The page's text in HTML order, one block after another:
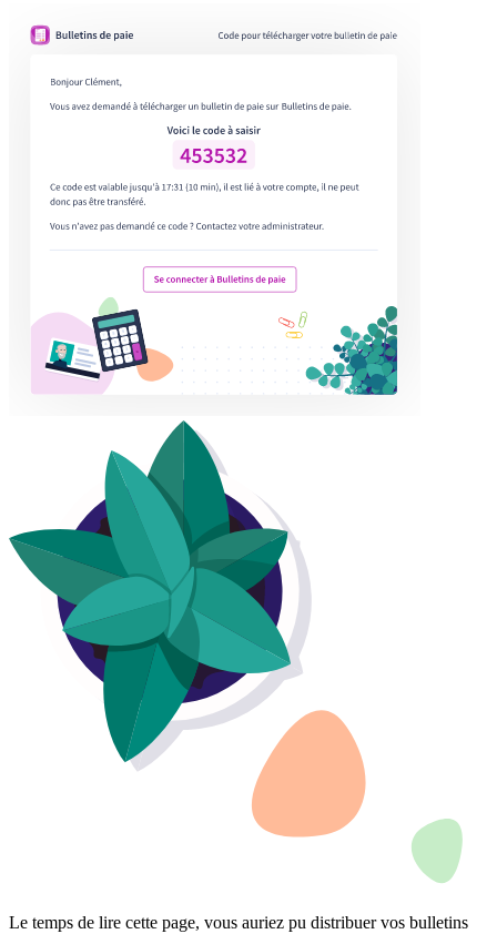
Le temps de lire cette page, vous auriez pu distribuer vos bulletins